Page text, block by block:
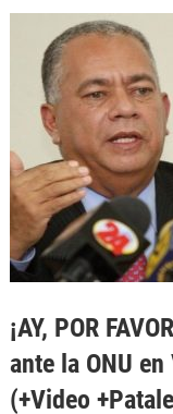
¡AY, POR
ante la ONU
(+Video